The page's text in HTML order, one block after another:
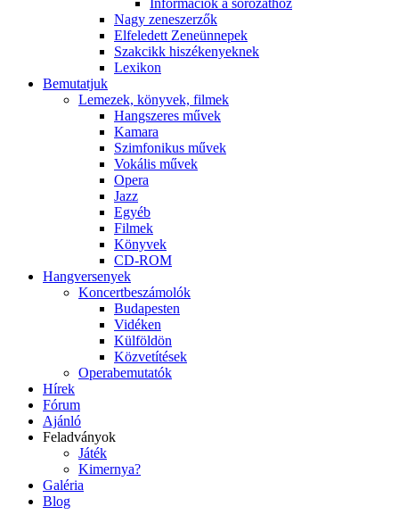
Információk a sorozathoz
Nagy zeneszerzők
Elfeledett Zeneünnepek
Szakcikk hiszékenyeknek
Lexikon
Bemutatjuk
Lemezek, könyvek, filmek
Hangszeres művek
Kamara
Szimfonikus művek
Vokális művek
Opera
Jazz
Egyéb
Filmek
Könyvek
CD-ROM
Hangversenyek
Koncertbeszámolók
Budapesten
Vidéken
Külföldön
Közvetítések
Operabemutatók
Hírek
Fórum
Ajánló
Feladványok
Játék
Kimernya?
Galéria
Blog